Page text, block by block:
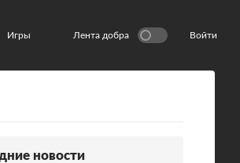
Игры Лента добра Войти
новости